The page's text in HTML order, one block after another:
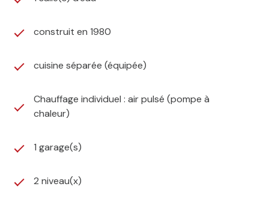
privée Fénelon), des commerces, et du
Côté transports, la gare du Vert-Galant (RER B)
accessible en 5 minutes en voiture. Une ligne de bus à
une dizaine de minutes.
Maison modulable selon vos besoins, avec un fort
pour en saisir toute la valeur.
construit en 1980
cuisine séparée (équipée)
Chauffage individuel : air pulsé (pompe à
chaleur)
1 garage(s)
2 niveau(x)